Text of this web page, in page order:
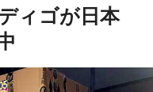
ィゴが日本